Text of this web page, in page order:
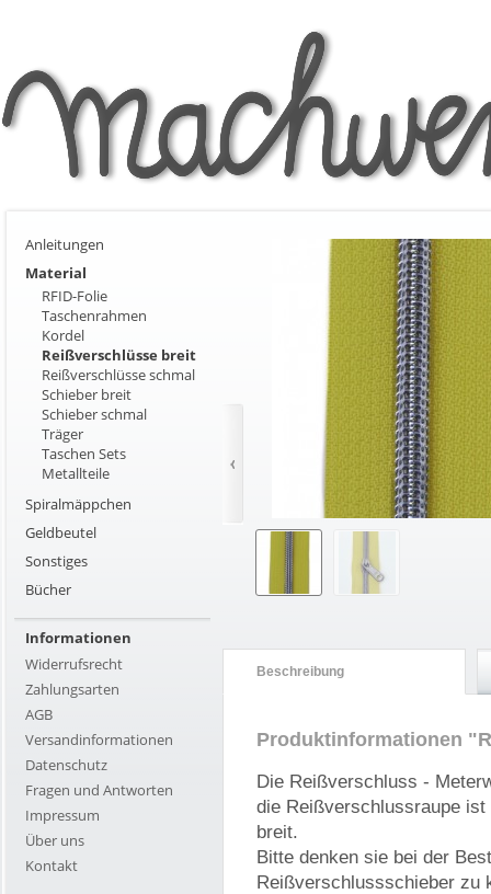
Anleitungen
Material
RFID-Folie
Taschenrahmen
Kordel
Reißverschlüsse breit
Reißverschlüsse schmal
Schieber breit
Schieber schmal
Träger
Taschen Sets
Metallteile
Spiralmäppchen
Geldbeutel
Sonstiges
Bücher
Informationen
Widerrufsrecht
Zahlungsarten
AGB
Versandinformationen
Datenschutz
Fragen und Antworten
Impressum
Über uns
Kontakt
Beschreibung
Produktinformationen
Die Reißverschluss -
die Reißverschlussraupe
breit.
Bitte denken sie bei der
Reißverschlussschieber zu